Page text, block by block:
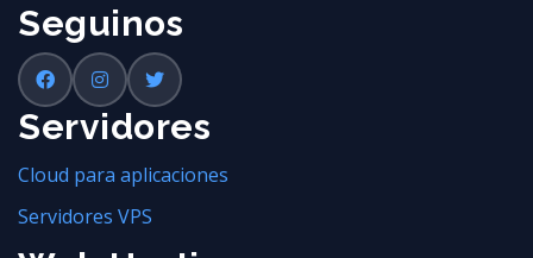
Seguinos
Servidores
Cloud para aplicaciones
Servidores VPS